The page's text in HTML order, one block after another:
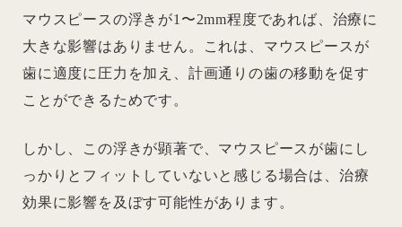
マウスピースの浮きが1〜2mm程度であれば、治療に
大きな影響はありません。これは、マウスピースが
歯に適度に圧力を加え、計画通りの歯の移動を促す
ことができるためです。
しかし、この浮きが顕著で、マウスピースが歯にし
っかりとフィットしていないと感じる場合は、治療
効果に影響を及ぼす可能性があります。